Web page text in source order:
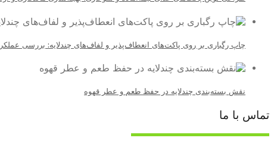
چاپ رگباری بر روی پاکت‌های انعطاف‌پذیر و لفاف‌های چندلایه: بررسی
نقش بسته‌بندی چندلایه در حفظ طعم و عطر قهوه
تماس با ما